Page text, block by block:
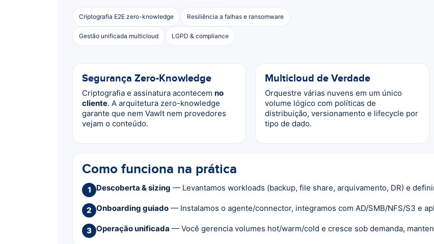
Criptografia E2E zero-knowledge Resiliência a falhas e ransomware
Gestão unificada multicloud LGPD & compliance
Segurança Zero-Knowledge
Criptografia e assinatura acontecem no
cliente. A arquitetura zero-knowledge
garante que nem Vawlt nem provedores
vejam o conteúdo.
Multicloud de Verdade
Orquestre várias nuvens em um único
volume lógico com políticas de
distribuição, versionamento e lifecycle por
tipo de dado.
Como funciona na prática
1 Descoberta & sizing — Levantamos workloads (backup, file share, arquivamento, DR) e
2 Onboarding guiado — Instalamos o agente/connector, integramos com AD/SMB/NFS/S3 e
3 Operação unificada — Você gerencia volumes hot/warm/cold e cresce sob demanda,